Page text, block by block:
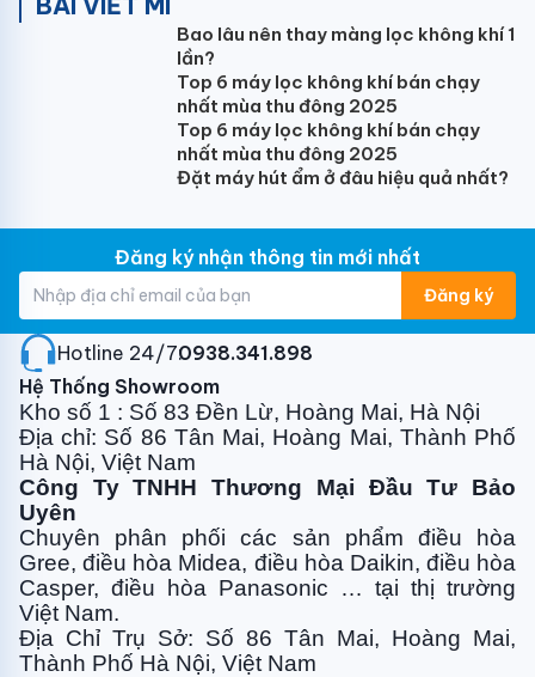
Bao lâu nên thay màng lọc không khí 1
lần?
Top 6 máy lọc không khí bán chạy
nhất mùa thu đông 2025
Top 6 máy lọc không khí bán chạy
nhất mùa thu đông 2025
Đặt máy hút ẩm ở đâu hiệu quả nhất?
Đăng ký nhận thông tin mới nhất
Đăng ký
Hotline 24/7:0938.341.898
Hệ Thống Showroom
Kho số 1 : Số 83 Đền Lừ, Hoàng Mai, Hà Nội
Địa chỉ: Số 86 Tân Mai, Hoàng Mai, Thành Phố
Hà Nội, Việt Nam
Công Ty TNHH Thương Mại Đầu Tư Bảo
Uyên
Chuyên phân phối các sản phẩm điều hòa
Gree, điều hòa Midea, điều hòa Daikin, điều hòa
Casper, điều hòa Panasonic … tại thị trường
Việt Nam.
Địa Chỉ Trụ Sở: Số 86 Tân Mai, Hoàng Mai,
Thành Phố Hà Nội, Việt Nam